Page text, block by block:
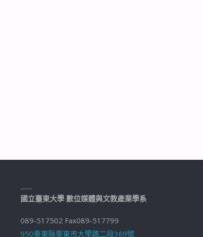
國立臺東大學 數位媒體與文教產業學系
089-517502 Fax089-517799
950臺東縣臺東市大學路二段369號